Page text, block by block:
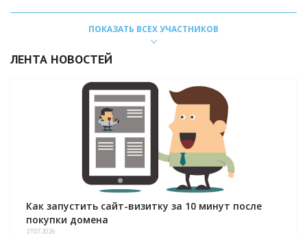
ПОКАЗАТЬ ВСЕХ УЧАСТНИКОВ
ЛЕНТА НОВОСТЕЙ
Как запустить сайт-визитку за 10 минут после
покупки домена
27.07.2026